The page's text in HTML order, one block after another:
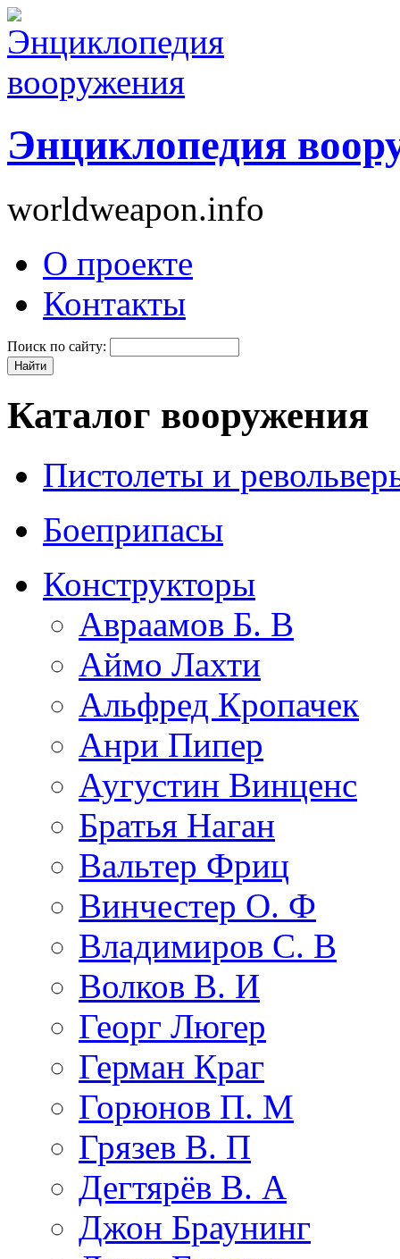
Энциклопедия
worldweapon.info
О проекте
Контакты
Поиск по сайту:
Каталог вооружения
Пистолеты и
Боеприпасы
Конструкторы
Авраамов Б. В
Аймо Лахти
Альфред Кропачек
Анри Пипер
Аугустин Винценс
Братья Наган
Вальтер Фриц
Винчестер О. Ф
Владимиров С. В
Волков В. И
Георг Люгер
Герман Краг
Горюнов П. М
Грязев В. П
Дегтярёв В. А
Джон Браунинг